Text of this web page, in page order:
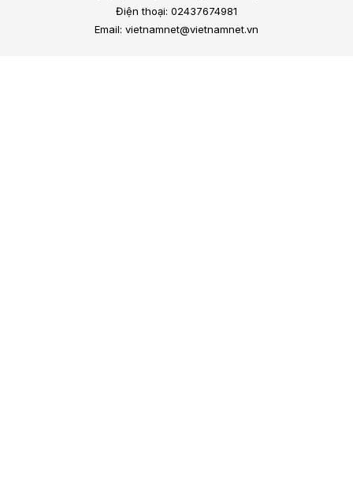
Điện thoại: 02437674981
Email: vietnamnet@vietnamnet.vn